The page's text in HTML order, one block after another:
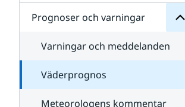
Prognoser och varningar
Varningar och meddelanden
Väderprognos
Meteorologens kommentar